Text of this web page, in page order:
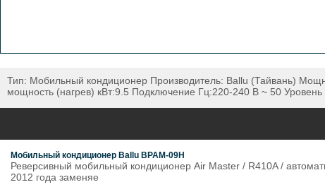
Тип: Мобильный кондиционер Производитель: Ballu (Тайвань)
мощность (нагрев) кВт:9.5 Подключение Гц:220-240 В ~ 50
Мобильный кондиционер Ballu BPAM-09H
Реверсивный мобильный кондиционер Air Master / R410A /
2012 года заменяе